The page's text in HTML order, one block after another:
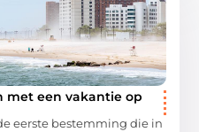
met een vakantie op
eerste bestemming die in